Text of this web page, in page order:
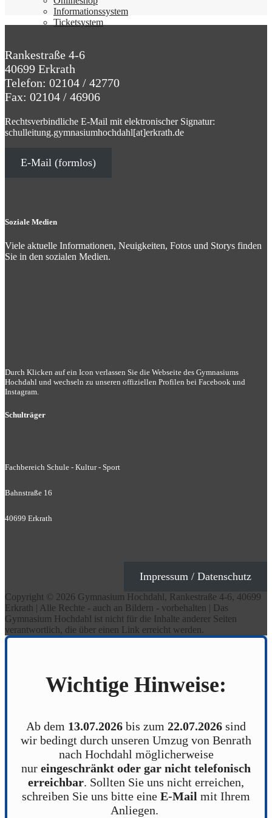
Infor­ma­ti­ons­sy­stem
Ticket­sy­stem
Rankestraße 4-6
40699 Erkrath
Telefon: 02104 / 42770
Fax: 02104 / 46906
Rechtsverbindliche E-Mail mit elektronischer Signatur:
schulleitung.gymnasiumhochdahl[at]erkrath.de
E-Mail (formlos)
Soziale Medien
Viele aktuelle Informationen, Neuigkeiten, Fotos und Storys finden
Sie in den sozialen Medien.
Durch Klicken auf ein Icon verlassen Sie die Webseite des Gymnasiums
Hochdahl und wechseln zu unseren offiziellen Profilen bei Facebook und
Instagram.
Schulträger
Fachbereich Schule - Kultur - Sport
Bahnstraße 16
40699 Erkrath
Impressum / Datenschutz
Copyright © 2026 Gymnasium Hochdahl, Rankestraße 4-6, 40699
Erkrath | Alle Rechte - auch an Bildern - vorbehalten | Das
Gymnasium Hochdahl ist nicht für die Inhalte anderer Seiten
verantwortlich, die über einen Link erreicht werden.
Wichtige Hinweise:
Ab dem 13.07.2026 bis zum 22.07.2026 sind
wir bedingt durch unseren Umzug von Benrath
nach Hochdahl möglicherweise
nur eingeschränkt oder gar nicht telefonisch
erreichbar. Sollten Sie uns nicht erreichen,
schreiben Sie uns bitte eine E-Mail mit Ihrem
Anliegen.